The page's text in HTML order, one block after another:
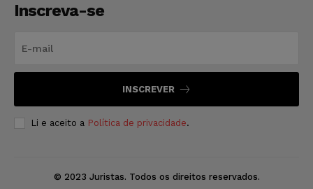
Inscreva-se
INSCREVER
Li e aceito a Política de privacidade.
© 2023 Juristas. Todos os direitos reservados.